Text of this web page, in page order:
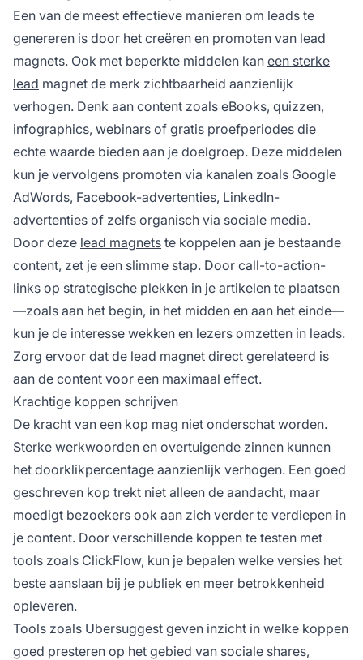
Een van de meest effectieve manieren om leads te
genereren is door het creëren en promoten van lead
magnets. Ook met beperkte middelen kan een sterke
lead magnet de merk zichtbaarheid aanzienlijk
verhogen. Denk aan content zoals eBooks, quizzen,
infographics, webinars of gratis proefperiodes die
echte waarde bieden aan je doelgroep. Deze middelen
kun je vervolgens promoten via kanalen zoals Google
AdWords, Facebook-advertenties, LinkedIn-
advertenties of zelfs organisch via sociale media.
Door deze lead magnets te koppelen aan je bestaande
content, zet je een slimme stap. Door call-to-action-
links op strategische plekken in je artikelen te plaatsen
—zoals aan het begin, in het midden en aan het einde—
kun je de interesse wekken en lezers omzetten in leads.
Zorg ervoor dat de lead magnet direct gerelateerd is
aan de content voor een maximaal effect.
Krachtige koppen schrijven
De kracht van een kop mag niet onderschat worden.
Sterke werkwoorden en overtuigende zinnen kunnen
het doorklikpercentage aanzienlijk verhogen. Een goed
geschreven kop trekt niet alleen de aandacht, maar
moedigt bezoekers ook aan zich verder te verdiepen in
je content. Door verschillende koppen te testen met
tools zoals ClickFlow, kun je bepalen welke versies het
beste aanslaan bij je publiek en meer betrokkenheid
opleveren.
Tools zoals Ubersuggest geven inzicht in welke koppen
goed presteren op het gebied van sociale shares,